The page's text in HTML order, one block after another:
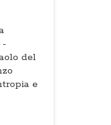
-
del
e